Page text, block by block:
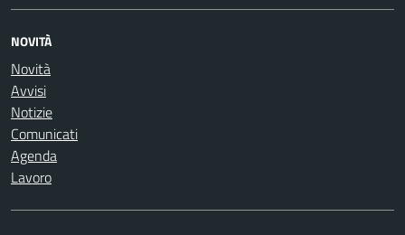
NOVITÀ
Novità
Avvisi
Notizie
Comunicati
Agenda
Lavoro